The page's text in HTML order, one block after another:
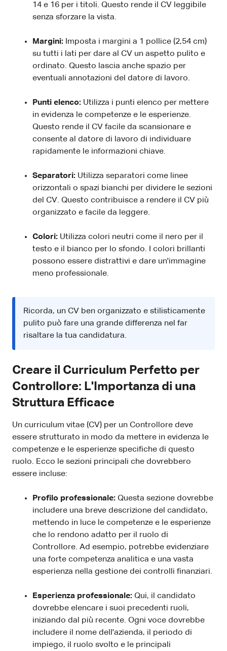
14 e 16 per i titoli. Questo rende il CV leggibile
senza sforzare la vista.
Margini: Imposta i margini a 1 pollice (2,54 cm)
su tutti i lati per dare al CV un aspetto pulito e
ordinato. Questo lascia anche spazio per
eventuali annotazioni del datore di lavoro.
Punti elenco: Utilizza i punti elenco per mettere
in evidenza le competenze e le esperienze.
Questo rende il CV facile da scansionare e
consente al datore di lavoro di individuare
rapidamente le informazioni chiave.
Separatori: Utilizza separatori come linee
orizzontali o spazi bianchi per dividere le sezioni
del CV. Questo contribuisce a rendere il CV più
organizzato e facile da leggere.
Colori: Utilizza colori neutri come il nero per il
testo e il bianco per lo sfondo. I colori brillanti
possono essere distrattivi e dare un'immagine
meno professionale.
Ricorda, un CV ben organizzato e stilisticamente
pulito può fare una grande differenza nel far
risaltare la tua candidatura.
Creare il Curriculum Perfetto per
Controllore: L'Importanza di una
Struttura Efficace
Un curriculum vitae (CV) per un Controllore deve
essere strutturato in modo da mettere in evidenza le
competenze e le esperienze specifiche di questo
ruolo. Ecco le sezioni principali che dovrebbero
essere incluse:
Profilo professionale: Questa sezione dovrebbe
includere una breve descrizione del candidato,
mettendo in luce le competenze e le esperienze
che lo rendono adatto per il ruolo di
Controllore. Ad esempio, potrebbe evidenziare
una forte competenza analitica e una vasta
esperienza nella gestione dei controlli finanziari.
Esperienza professionale: Qui, il candidato
dovrebbe elencare i suoi precedenti ruoli,
iniziando dal più recente. Ogni voce dovrebbe
includere il nome dell'azienda, il periodo di
impiego, il ruolo svolto e le principali